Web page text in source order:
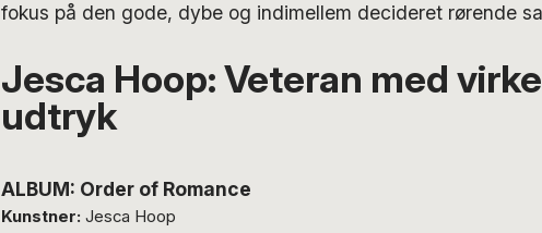
fokus på den gode, dybe og indimellem decideret rørende
Jesca Hoop: Veteran med
udtryk
ALBUM: Order of Romance
Kunstner: Jesca Hoop